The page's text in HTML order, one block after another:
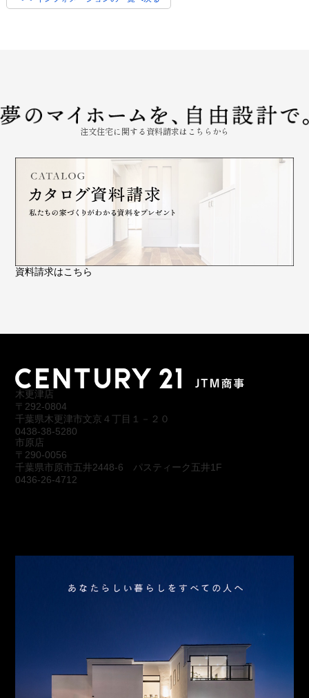
注文住宅に関する資料請求はこちらから
資料請求はこちら
木更津店
〒292-0804
千葉県木更津市文京４丁目１－２０
0438-38-5280
市原店
〒290-0056
千葉県市原市五井2448-6 パスティーク五井1F
0436-26-4712